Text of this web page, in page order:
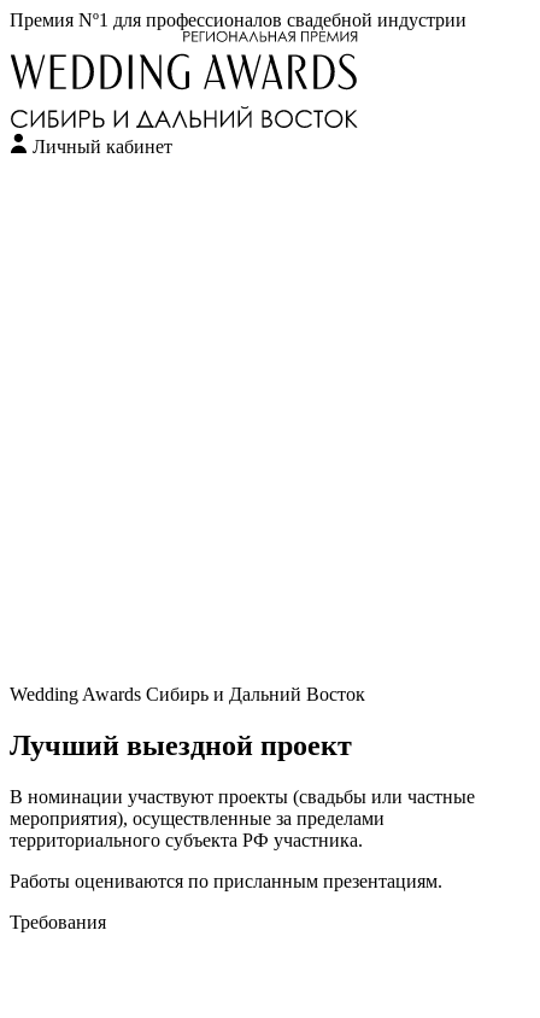
Премия Nº1 для профессионалов свадебной индустрии
Личный кабинет
Wedding Awards Сибирь и Дальний Восток
Лучший выездной проект
В номинации участвуют проекты (свадьбы или частные
мероприятия), осуществленные за пределами
территориального субъекта РФ участника.
Работы оцениваются по присланным презентациям.
Требования